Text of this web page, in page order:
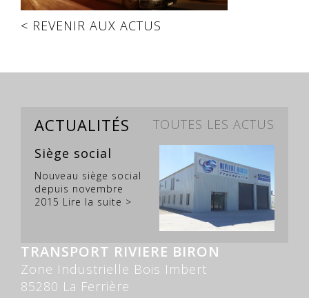
< REVENIR AUX ACTUS
ACTUALITÉS
TOUTES LES ACTUS
Siège social
Nouveau siège social
depuis novembre
2015 Lire la suite >
TRANSPORT RIVIERE BIRON
Zone Industrielle Bois Imbert
85280 La Ferrière